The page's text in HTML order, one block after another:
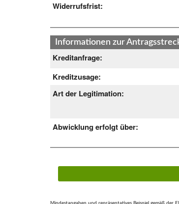
Widerrufsfrist:
Informationen zur
Kreditanfrage:
Kreditzusage:
Art der Legitimation:
Abwicklung erfolgt über:
Mindestangaben und repräsentatives Beispiel gemäß